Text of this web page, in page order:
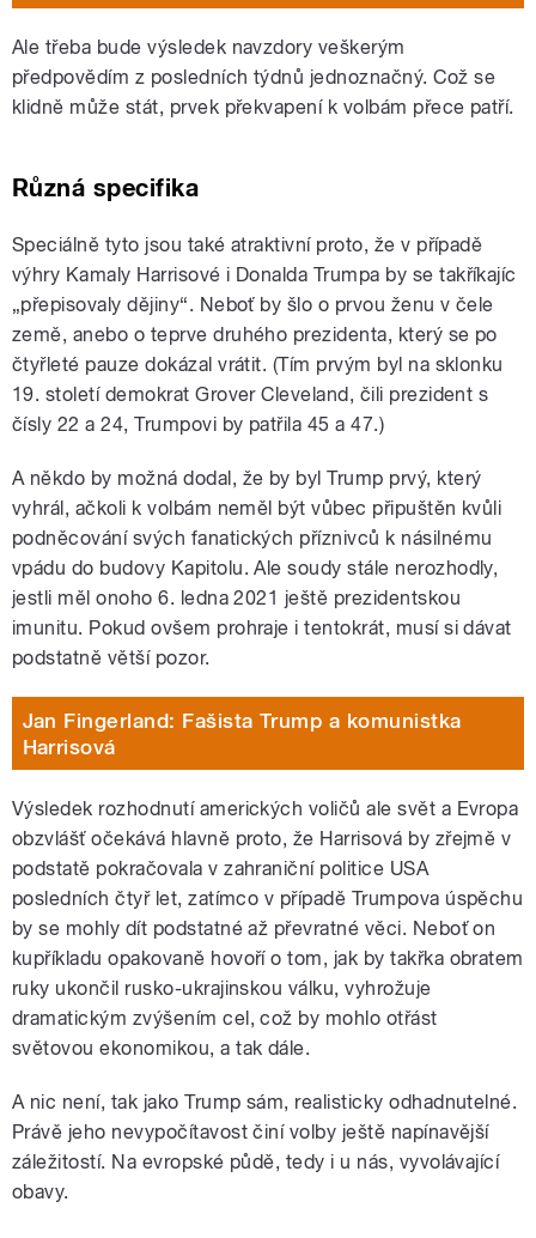
Ale třeba bude výsledek navzdory veškerým
předpovědím z posledních týdnů jednoznačný. Což se
klidně může stát, prvek překvapení k volbám přece patří.
Různá specifika
Speciálně tyto jsou také atraktivní proto, že v případě
výhry Kamaly Harrisové i Donalda Trumpa by se takříkajíc
„přepisovaly dějiny“. Neboť by šlo o prvou ženu v čele
země, anebo o teprve druhého prezidenta, který se po
čtyřleté pauze dokázal vrátit. (Tím prvým byl na sklonku
19. století demokrat Grover Cleveland, čili prezident s
čísly 22 a 24, Trumpovi by patřila 45 a 47.)
A někdo by možná dodal, že by byl Trump prvý, který
vyhrál, ačkoli k volbám neměl být vůbec připuštěn kvůli
podněcování svých fanatických příznivců k násilnému
vpádu do budovy Kapitolu. Ale soudy stále nerozhodly,
jestli měl onoho 6. ledna 2021 ještě prezidentskou
imunitu. Pokud ovšem prohraje i tentokrát, musí si dávat
podstatně větší pozor.
Jan Fingerland: Fašista Trump a komunistka
Harrisová
Výsledek rozhodnutí amerických voličů ale svět a Evropa
obzvlášť očekává hlavně proto, že Harrisová by zřejmě v
podstatě pokračovala v zahraniční politice USA
posledních čtyř let, zatímco v případě Trumpova úspěchu
by se mohly dít podstatné až převratné věci. Neboť on
kupříkladu opakovaně hovoří o tom, jak by takřka obratem
ruky ukončil rusko-ukrajinskou válku, vyhrožuje
dramatickým zvýšením cel, což by mohlo otřást
světovou ekonomikou, a tak dále.
A nic není, tak jako Trump sám, realisticky odhadnutelné.
Právě jeho nevypočítavost činí volby ještě napínavější
záležitostí. Na evropské půdě, tedy i u nás, vyvolávající
obavy.